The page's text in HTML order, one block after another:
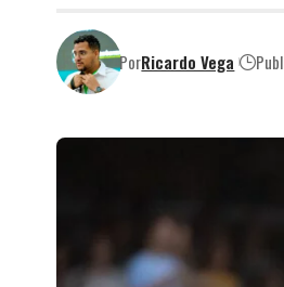
PorRicardo Vega